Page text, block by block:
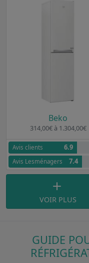
Beko
314,00€ à 1.304,00€
Avis clients 6.9
Avis Lesménagers 7.4
VOIR PLUS
GUIDE